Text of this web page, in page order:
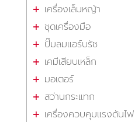
เครื่องเล็มหญ้า
ชุดเครื่องมือ
ปั๊มลมแอร์บรัช
เคมีเสียบเหล็ก
มอเตอร์
สว่านกระแทก
เครื่องควบคุมแรงดันไฟ